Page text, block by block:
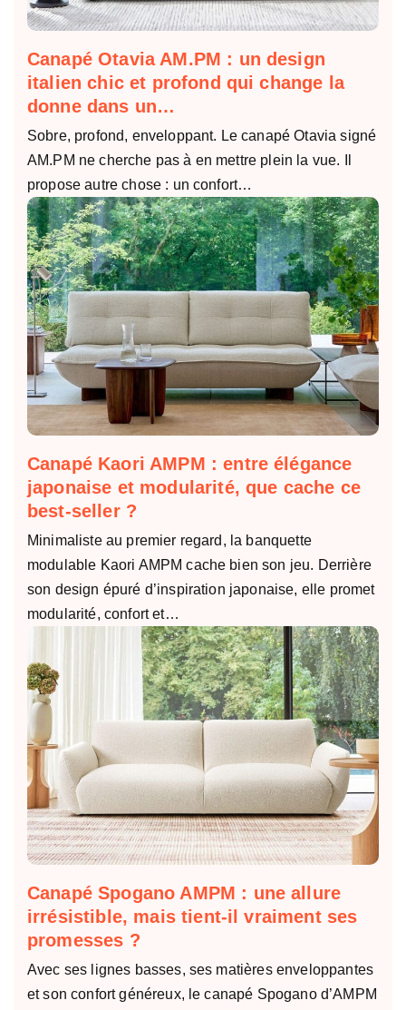
Canapé Otavia AM.PM : un design
italien chic et profond qui change la
donne dans un…
Sobre, profond, enveloppant. Le canapé Otavia signé
AM.PM ne cherche pas à en mettre plein la vue. Il
propose autre chose : un confort…
Canapé Kaori AMPM : entre élégance
japonaise et modularité, que cache ce
best-seller ?
Minimaliste au premier regard, la banquette
modulable Kaori AMPM cache bien son jeu. Derrière
son design épuré d’inspiration japonaise, elle promet
modularité, confort et…
Canapé Spogano AMPM : une allure
irrésistible, mais tient-il vraiment ses
promesses ?
Avec ses lignes basses, ses matières enveloppantes
et son confort généreux, le canapé Spogano d’AMPM